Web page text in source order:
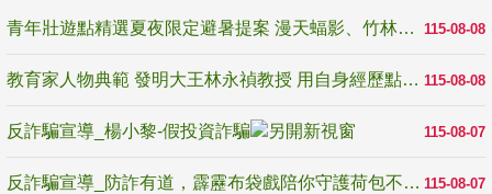
115-08-08
青年壯遊點精選夏夜限定避暑提案 漫天蝠影、竹林尋蛙、茶香夜觀 邀青年暮色出發
115-08-08
教育家人物典範 發明大王林永禎教授 用自身經歷點亮學生的路
115-08-07
反詐騙宣導_楊小黎-假投資詐騙
115-08-07
反詐騙宣導_防詐有道，霹靂布袋戲陪你守護荷包不受騙